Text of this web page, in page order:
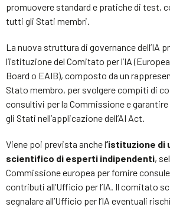
promuovere standard e pratiche di test,
tutti gli Stati membri.
La nuova struttura di governance dell’IA
l’istituzione del Comitato per l’IA
Board o EAIB), composto da un
Stato membro, per svolgere compiti di
consultivi per la Commissione e garantire
gli Stati nell’applicazione dell’AI Act.
Viene poi prevista anche l’istituzione di
scientifico di esperti indipendenti,
Commissione europea per fornire
contributi all’Ufficio per l’IA. Il comitato
segnalare all’Ufficio per l’IA eventuali